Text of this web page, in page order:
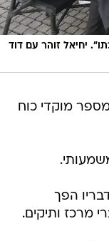
יחיאל זוהר עם דוד
מוקדי כוח
הפך
מרכז ותיקים.